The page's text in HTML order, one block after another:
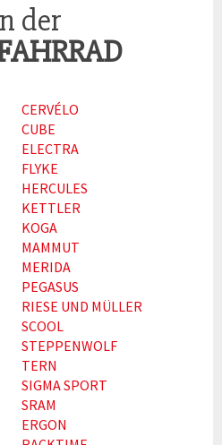
der
CERVÉLO
CUBE
ELECTRA
FLYKE
HERCULES
KETTLER
KOGA
MAMMUT
MERIDA
PEGASUS
RIESE UND MÜLLER
SCOOL
STEPPENWOLF
TERN
SIGMA SPORT
SRAM
ERGON